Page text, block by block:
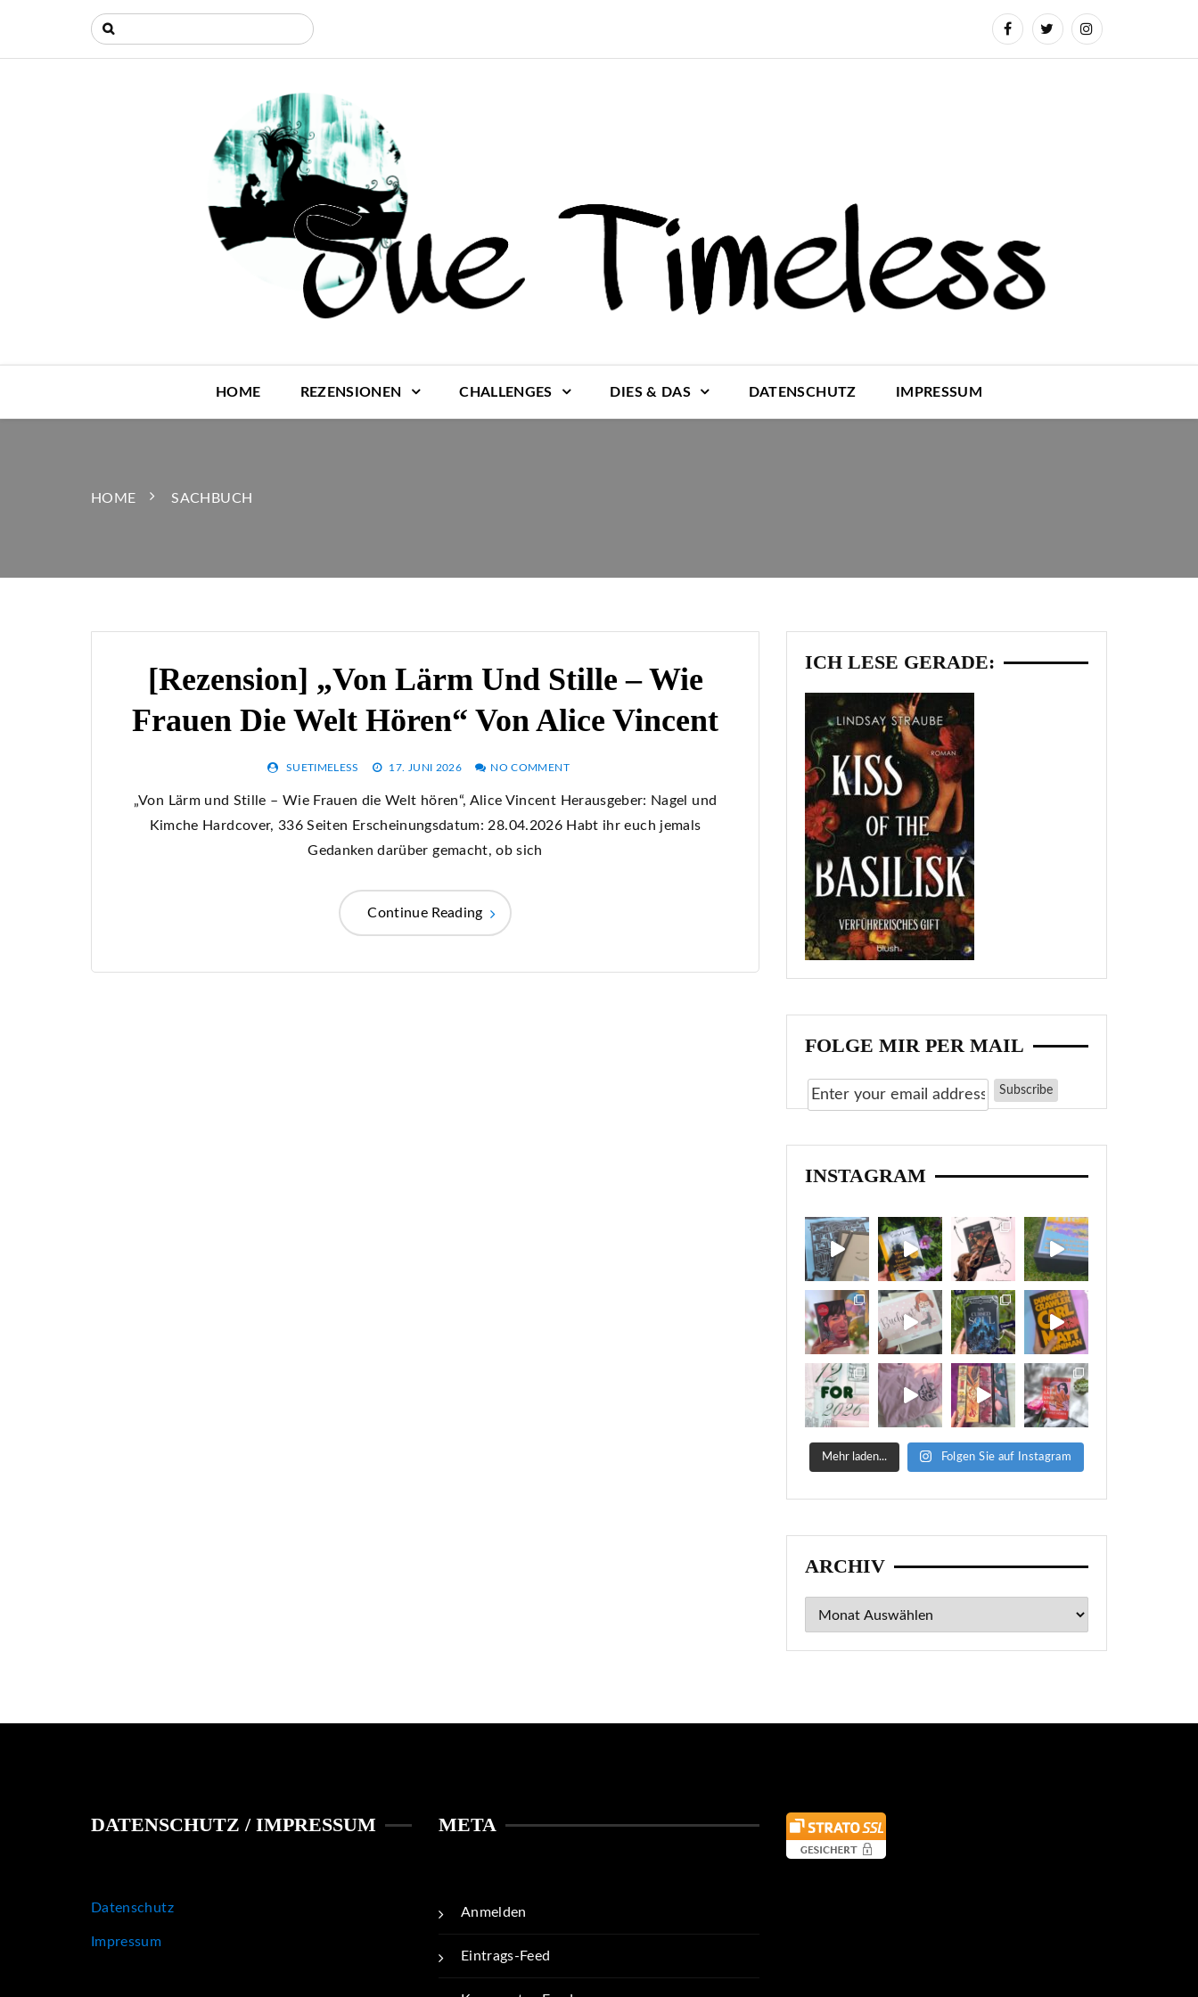
HOME REZENSIONEN CHALLENGES DIES & DAS DATENSCHUTZ IMPRESSUM
HOME SACHBUCH
[Rezension] „Von Lärm Und Stille – Wie
Frauen Die Welt Hören“ Von Alice Vincent
SUETIMELESS 17. JUNI 2026 NO COMMENT
„Von Lärm und Stille – Wie Frauen die Welt hören“, Alice Vincent Herausgeber: Nagel und
Kimche Hardcover, 336 Seiten Erscheinungsdatum: 28.04.2026 Habt ihr euch jemals
Gedanken darüber gemacht, ob sich
Continue Reading
ICH LESE GERADE:
FOLGE MIR PER MAIL
INSTAGRAM
Mehr laden... Folgen Sie auf Instagram
ARCHIV
Archiv
DATENSCHUTZ / IMPRESSUM
Datenschutz
Impressum
META
Anmelden
Eintrags-Feed